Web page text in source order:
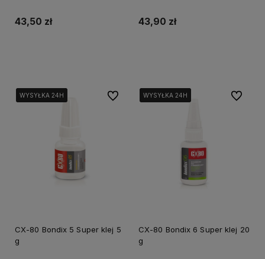
43,50 zł 43,90 zł
WYSYŁKA 24H
WYSYŁKA 24H
WYSYŁKA 24H
CX-80 Bondix 5 Super klej 5
g
Do ulubionychWYSYŁKA 24H
WYSYŁKA 24H
WYSYŁKA 24H
CX-80 Bondix 6 Super klej 20
g
Do